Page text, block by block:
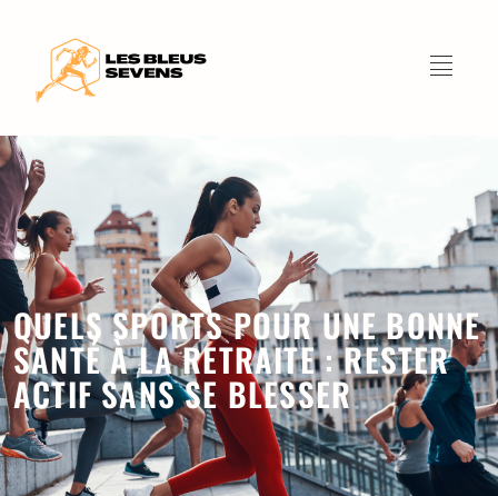
QUELS SPORTS POUR UNE BONNE
SANTÉ À LA RETRAITE : RESTER
ACTIF SANS SE BLESSER